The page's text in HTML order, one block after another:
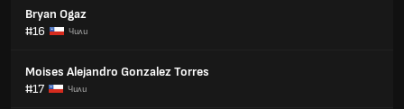
Bryan Ogaz
#16
Чили
Moises Alejandro Gonzalez Torres
#17
Чили